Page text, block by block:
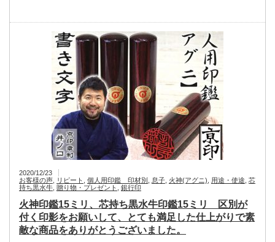
2020/12/23
お客様の声
リピート 個人用印鑑 印材別 息子 火神(アグニ) 用途・使途 芯
持ち黒水牛 贈り物・プレゼント 銀行印
火神印鑑15ミリ、芯持ち黒水牛印鑑15ミリ 区別が
付く印影をお願いして、とても満足した仕上がりで素
敵な商品をありがとうございました。